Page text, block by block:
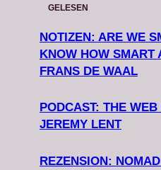
GELESEN
NOTIZEN: ARE WE
KNOW HOW SMART
FRANS DE WAAL
PODCAST: THE
JEREMY LENT
REZENSION: